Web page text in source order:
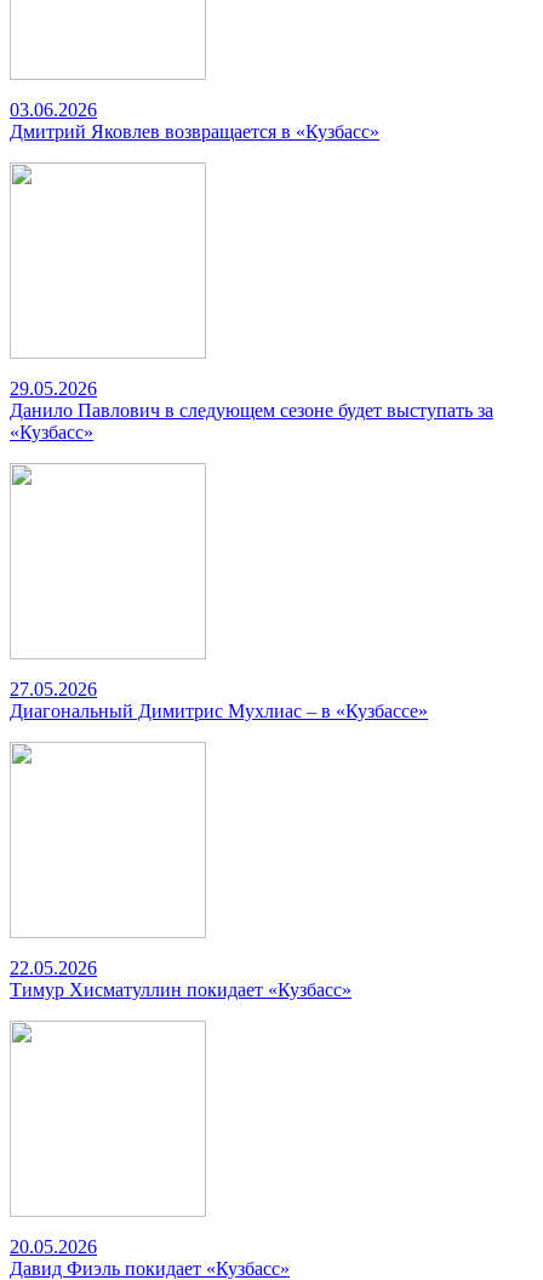
03.06.2026
Дмитрий Яковлев возвращается в «Кузбасс»
29.05.2026
Данило Павлович в следующем сезоне будет выступать за
«Кузбасс»
27.05.2026
Диагональный Димитрис Мухлиас – в «Кузбассе»
22.05.2026
Тимур Хисматуллин покидает «Кузбасс»
20.05.2026
Давид Фиэль покидает «Кузбасс»